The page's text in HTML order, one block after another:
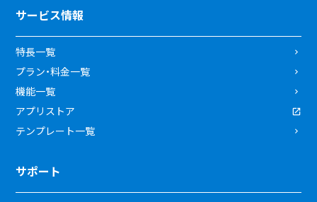
サービス情報
特長一覧
プラン・料金一覧
機能一覧
アプリストア
テンプレート一覧
サポート